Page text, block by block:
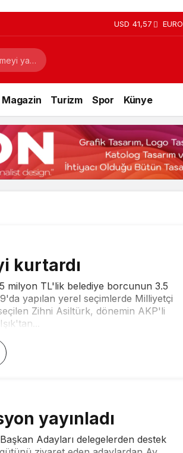
USD 41,57 EURO
Magazin Turizm Spor Künye
kurtardı
milyon TL'lik belediye borcunun 3.5
yapılan yerel seçimlerde Milliyetçi
Zihni Asiltürk, dönemin AKP'li
yayınladı
Adayları delegelerden destek